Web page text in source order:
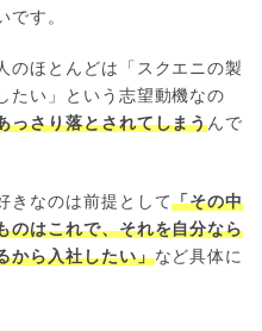
です。
のほとんどは「スクエニの製
たい」という志望動機なの
っさり落とされてしまうんで
きなのは前提として「その中
のはこれで、それを自分なら
から入社したい」など具体に